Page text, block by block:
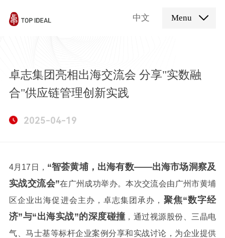
中文 Menu
卓志集团亮相出海交流会 分享"实数融
合"供应链管理创新实践
2025-04-19
4月 17 日， “智荟黄埔，出海有数——出海市场洞察及
实战交流会”在广州成功举办。本次交流会由广州市黄埔
区企业出海促进会主办，卓志集团承办， 聚焦“数字经
济”与“出海实战”的深度碰撞 ，通过视源股份、三晶电
气、马士基等标杆企业案例分享和实战讨论，为企业提供